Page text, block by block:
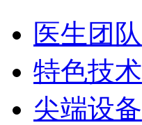
医生团队
特色技术
尖端设备